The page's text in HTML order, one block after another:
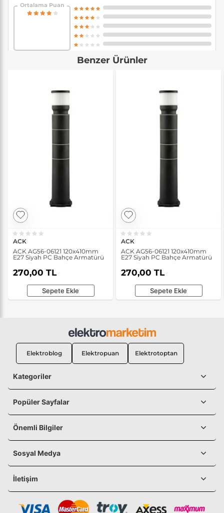
Ortalama Puan
Benzer Ürünler
ACK
ACK AG56-06121 120x410mm
E27 Siyah PC Bahçe Armatürü
270,00 TL
Sepete Ekle
ACK
ACK AG56-06121 120x410mm
E27 Siyah PC Bahçe Armatürü
270,00 TL
Sepete Ekle
Elektroblog Elektropuan Elektrotoptan
Kategoriler
Popüler Sayfalar
Önemli Bilgiler
Sosyal Medya
İletişim